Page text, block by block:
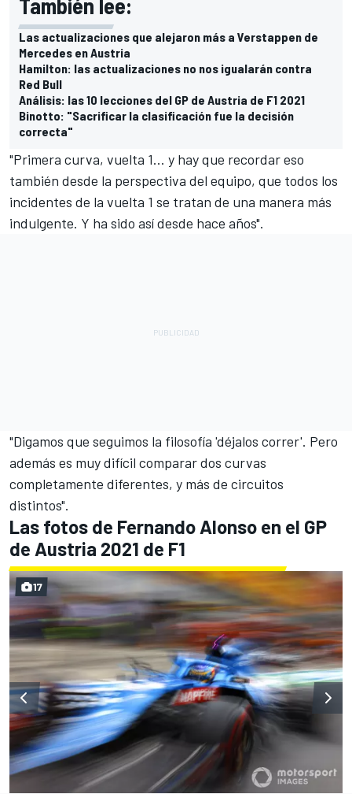
También lee:
Las actualizaciones que alejaron más a Verstappen de
Mercedes en Austria
Hamilton: las actualizaciones no nos igualarán contra
Red Bull
Análisis: las 10 lecciones del GP de Austria de F1 2021
Binotto: "Sacrificar la clasificación fue la decisión
correcta"
"Primera curva, vuelta 1... y hay que recordar eso
también desde la perspectiva del equipo, que todos los
incidentes de la vuelta 1 se tratan de una manera más
indulgente. Y ha sido así desde hace años".
"Digamos que seguimos la filosofía 'déjalos correr'. Pero
además es muy difícil comparar dos curvas
completamente diferentes, y más de circuitos
distintos".
Las fotos de Fernando Alonso en el GP
de Austria 2021 de F1
17